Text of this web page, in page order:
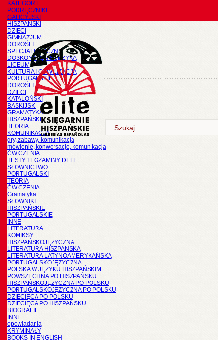
KATEGORIE
PODRĘCZNIKI
GALICYJSKI
HISZPAŃSKI
DZIECI
GIMNAZJUM
DOROŚLI
SPECJALISTYCZNE
DOSKONALENIE JĘZYKA
LICEUM
KULTURA I CYWILIZACJA
PORTUGALSKIE
DOROŚLI
DZIECI
KATALOŃSKI
BASKIJSKI
GRAMATYKA
HISZPAŃSKI
TEORIA
KOMUNIKACJA
gry, zabawy, komunikacja
mówienie, konwersacje, komunikacja
ĆWICZENIA
TESTY I EGZAMINY DELE
SŁOWNICTWO
PORTUGALSKI
TEORIA
ĆWICZENIA
Gramatyka
SŁOWNIKI
HISZPAŃSKIE
PORTUGALSKIE
INNE
LITERATURA
KOMIKSY
HISZPAŃSKOJĘZYCZNA
LITERATURA HISZPANSKA
LITERATURA LATYNOAMERYKAŃSKA
PORTUGALSKOJĘZYCZNA
POLSKA W JĘZYKU HISZPAŃSKIM
POWSZECHNA PO HISZPAŃSKU
HISZPAŃSKOJĘZYCZNA PO POLSKU
PORTUGALSKOJĘZYCZNA PO POLSKU
DZIECIĘCA PO POLSKU
DZIECIĘCA PO HISZPAŃSKU
BIOGRAFIE
INNE
opowiadania
KRYMINAŁY
BOOKS IN ENGLISH